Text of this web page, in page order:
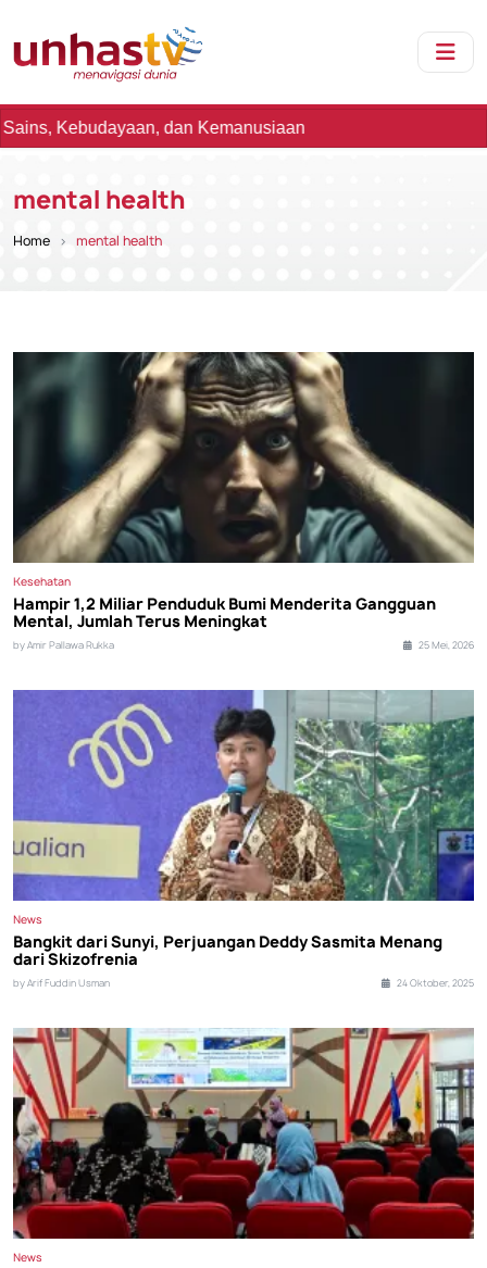
dan Kemanusiaan
mental health
Home mental health
Kesehatan
Hampir 1,2 Miliar Penduduk Bumi Menderita Gangguan
Mental, Jumlah Terus Meningkat
by Amir Pallawa Rukka 25 Mei, 2026
News
Bangkit dari Sunyi, Perjuangan Deddy Sasmita Menang
dari Skizofrenia
by Arif Fuddin Usman 24 Oktober, 2025
News